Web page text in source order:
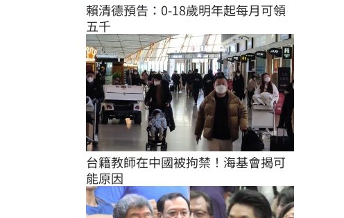
賴清德預告：0-18歲明年起每月可領
五千
台籍教師在中國被拘禁！海基會揭可
能原因